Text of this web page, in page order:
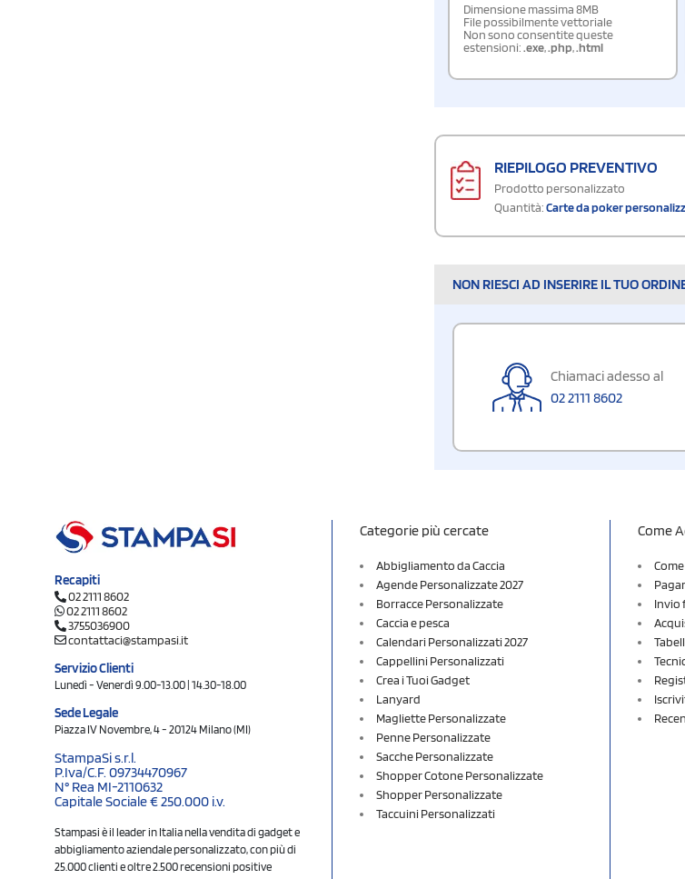
Dimensione massima 8MB
File possibilmente vettoriale
Non sono consentite queste
estensioni:.exe,.php,.html
RIEPILOGO PREVENTIVO
Prodotto personalizzato
Quantità:Carte da poker
NON RIESCI AD INSERIRE IL TUO
Chiamaci adesso al
02 2111 8602
Recapiti
02 2111 8602
02 2111 8602
3755036900
contattaci@stampasi.it
Servizio Clienti
Lunedì - Venerdì 9.00-13.00 | 14.30-18.00
Sede Legale
Piazza IV Novembre, 4 - 20124 Milano (MI)
StampaSi s.r.l.
P.Iva/C.F. 09734470967
N° Rea MI-2110632
Capitale Sociale € 250.000 i.v.
Stampasi è il leader in Italia nella vendita di gadget e
abbigliamento aziendale personalizzato, con più di
25.000 clienti e oltre 2.500 recensioni positive
Categorie più cercate
Abbigliamento da Caccia
Agende Personalizzate 2027
Borracce Personalizzate
Caccia e pesca
Calendari Personalizzati 2027
Cappellini Personalizzati
Crea i Tuoi Gadget
Lanyard
Magliette Personalizzate
Penne Personalizzate
Sacche Personalizzate
Shopper Cotone Personalizzate
Shopper Personalizzate
Taccuini Personalizzati
Come
Invio